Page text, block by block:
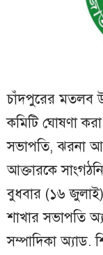
চাঁদপুরের মতলব
কমিটি ঘোষণা
সভাপতি, ঝরনা
আক্তারকে
বুধবার (১৬ জুলাই)
শাখার সভাপতি
সম্পাদিকা অ্যাড.